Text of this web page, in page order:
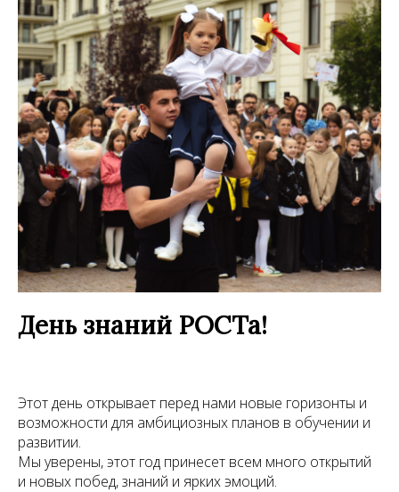
День знаний РОСТа!
Этот день открывает перед нами новые горизонты и
возможности для амбициозных планов в обучении и
развитии.
Мы уверены, этот год принесет всем много открытий
и новых побед, знаний и ярких эмоций.